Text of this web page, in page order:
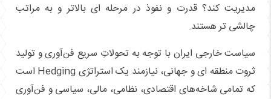
مدیریت کند؟ قدرت و نفوذ در مرحله ای بالاتر و به مراتب
چالشی تر هستند.
سیاست خارجی ایران با توجه به تحولاتِ سریع فن‌آوری و تولید
ثروت منطقه ای و جهانی، نیازمند یک استراتژی Hedging است
که تمامی شاخه‌های اقتصادی، نظامی، مالی، سیاسی و فن‌آوری